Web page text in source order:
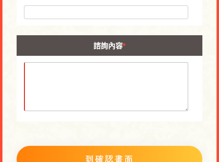
諮詢內容*